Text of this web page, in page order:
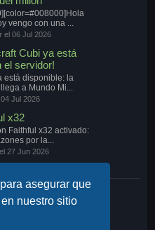
asegurar que
nuestro sitio
vengo con una ...
el 06 Jul 2026
Cubi ya está
el servidor!
está disponible: la
a Mundo Mi...
Jul 2026
x32
Faithful x32 activado:
por la...
27 Jun 2026